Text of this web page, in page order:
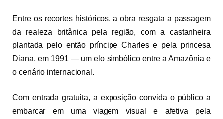
Entre os recortes históricos, a obra resgata a passagem
da realeza britânica pela região, com a castanheira
plantada pelo então príncipe Charles e pela princesa
Diana, em 1991 — um elo simbólico entre a Amazônia e
o cenário internacional.
Com entrada gratuita, a exposição convida o público a
embarcar em uma viagem visual e afetiva pela